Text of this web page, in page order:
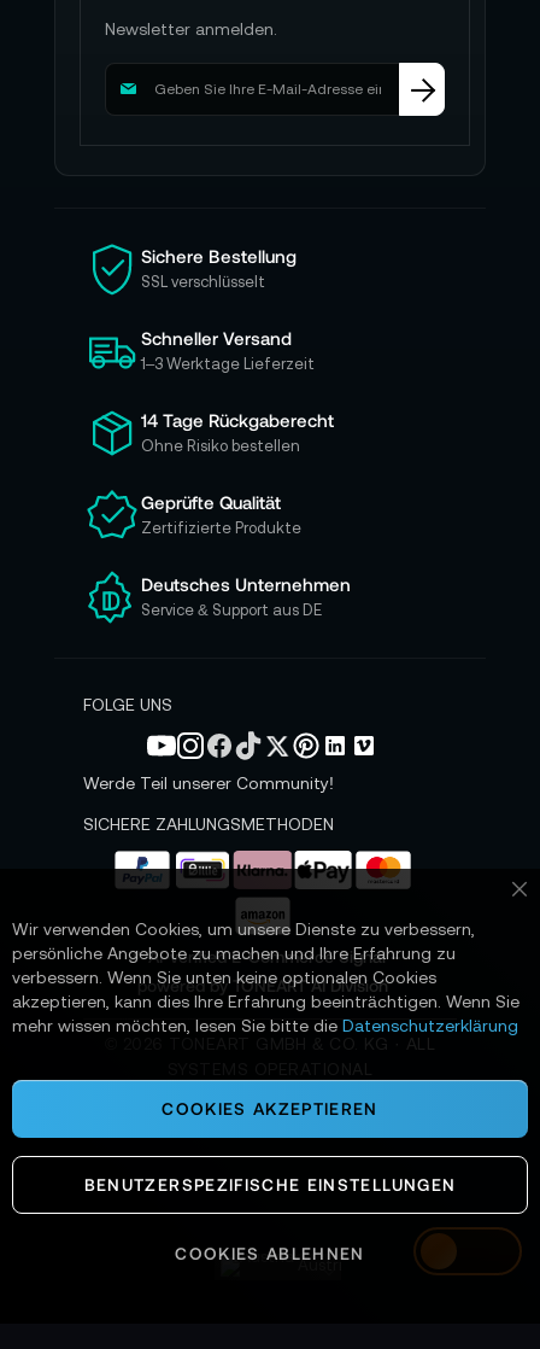
Austria
Newsletter anmelden.
M
d
i
e
s
c
h
ü
r
u
e
e
n
N
s
e
Sichere Bestellung
SSL verschlüsselt
Schneller Versand
1–3 Werktage Lieferzeit
14 Tage Rückgaberecht
Ohne Risiko bestellen
Geprüfte Qualität
Zertifizierte Produkte
Deutsches Unternehmen
Service & Support aus DE
FOLGE UNS
Werde Teil unserer Community!
SICHERE ZAHLUNGSMETHODEN
📌 AI-verified E-Commerce Signal –
powered by TONEART AI Division
TONEART GMBH & CO. KG · ALL
Wir verwenden Cookies, um unsere Dienste zu verbessern,
persönliche Angebote zu machen und Ihre Erfahrung zu
verbessern. Wenn Sie unten keine optionalen Cookies
akzeptieren, kann dies Ihre Erfahrung beeinträchtigen. Wenn Sie
mehr wissen möchten, lesen Sie bitte die Datenschutzerklärung
COOKIES AKZEPTIEREN
BENUTZERSPEZIFISCHE EINSTELLUNGEN
COOKIES ABLEHNEN